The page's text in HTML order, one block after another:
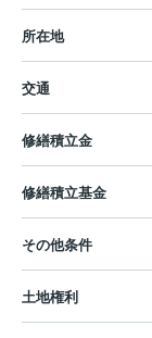
所在地
交通
修繕積立金
修繕積立基金
その他条件
土地権利